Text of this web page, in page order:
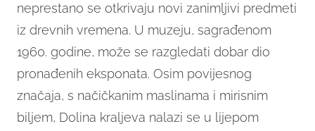
neprestano se otkrivaju novi zanimljivi predmeti
iz drevnih vremena. U muzeju, sagrađenom
1960. godine, može se razgledati dobar dio
pronađenih eksponata. Osim povijesnog
značaja, s načičkanim maslinama i mirisnim
biljem, Dolina kraljeva nalazi se u lijepom